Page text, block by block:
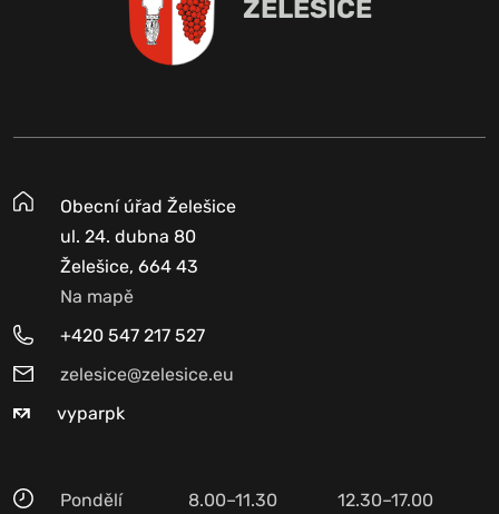
ŽELEŠICE
Obecní úřad Želešice
ul. 24. dubna 80
Želešice, 664 43
Na mapě
+420 547 217 527
zelesice@zelesice.eu
vyparpk
Pondělí 8.00–11.30
12.30–17.00